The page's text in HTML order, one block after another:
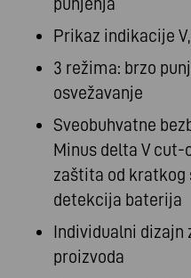
Prikaz indikacije
3 režima: brzo
osvežavanje
Sveobuhvatne
Minus delta V cut-
zaštita od kratkog
detekcija baterija
Individualni dizajn
proizvoda